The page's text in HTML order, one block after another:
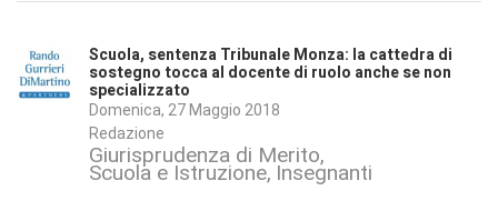
Scuola, sentenza Tribunale Monza: la cattedra di
sostegno tocca al docente di ruolo anche se non
specializzato
Domenica, 27 Maggio 2018
Redazione
Giurisprudenza di Merito
Scuola e Istruzione Insegnanti